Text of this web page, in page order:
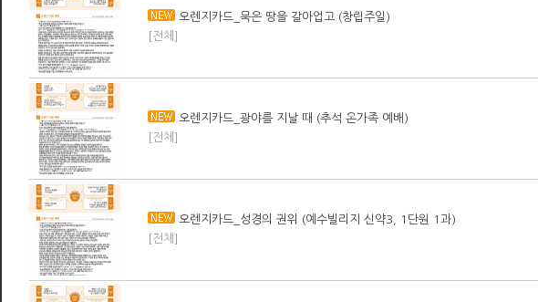
오렌지카드_묵은 땅을 갈아업고 (창립주일)
[전체]
오렌지카드_광야를 지날 때 (추석 온가족 예배)
[전체]
오렌지카드_성경의 권위 (예수빌리지 신약3, 1단원 1과)
[전체]